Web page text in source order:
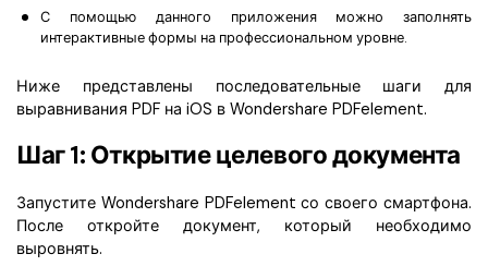
С помощью данного приложения можно заполнять
интерактивные формы на профессиональном уровне.
Ниже представлены последовательные шаги для
выравнивания PDF на iOS в Wondershare PDFelement.
Шаг 1: Открытие целевого документа
Запустите Wondershare PDFelement со своего смартфона.
После откройте документ, который необходимо
выровнять.